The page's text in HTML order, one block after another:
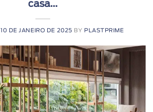
casa...
10 DE JANEIRO DE 2025 BY PLASTPRIME